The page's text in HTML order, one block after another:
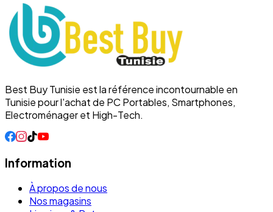
Best Buy Tunisie est la référence incontournable en
Tunisie pour l'achat de PC Portables, Smartphones,
Electroménager et High-Tech.
Information
À propos de nous
Nos magasins